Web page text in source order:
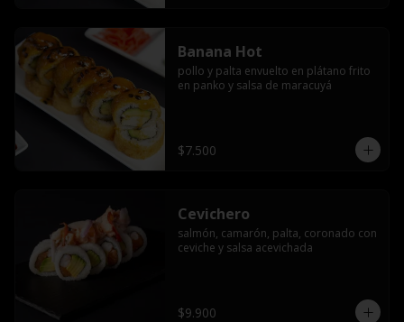
Banana Hot
pollo y palta envuelto en plátano frito
en panko y salsa de maracuyá
$7.500
Cevichero
salmón, camarón, palta, coronado con
ceviche y salsa acevichada
$9.900